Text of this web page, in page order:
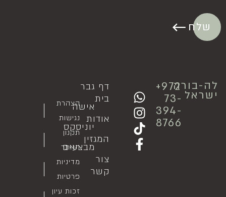
לה-בורה
ישראל
⁦+972
73-
394-
8766
דף
בית
אודות
המגזין
צור
קשר
גבר
אישה
יוניסקס
מבצעים
הצהרת
נגישות
תקנון
האתר
מדיניות
פרטיות
זכות עיון
שלח